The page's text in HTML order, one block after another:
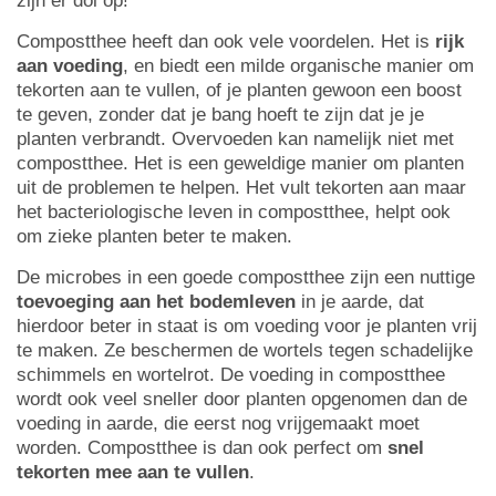
Compostthee heeft dan ook vele voordelen. Het is rijk
aan voeding, en biedt een milde organische manier om
tekorten aan te vullen, of je planten gewoon een boost
te geven, zonder dat je bang hoeft te zijn dat je je
planten verbrandt. Overvoeden kan namelijk niet met
compostthee. Het is een geweldige manier om planten
uit de problemen te helpen. Het vult tekorten aan maar
het bacteriologische leven in compostthee, helpt ook
om zieke planten beter te maken.
De microbes in een goede compostthee zijn een nuttige
toevoeging aan het bodemleven in je aarde, dat
hierdoor beter in staat is om voeding voor je planten vrij
te maken. Ze beschermen de wortels tegen schadelijke
schimmels en wortelrot. De voeding in compostthee
wordt ook veel sneller door planten opgenomen dan de
voeding in aarde, die eerst nog vrijgemaakt moet
worden. Compostthee is dan ook perfect om snel
tekorten mee aan te vullen.